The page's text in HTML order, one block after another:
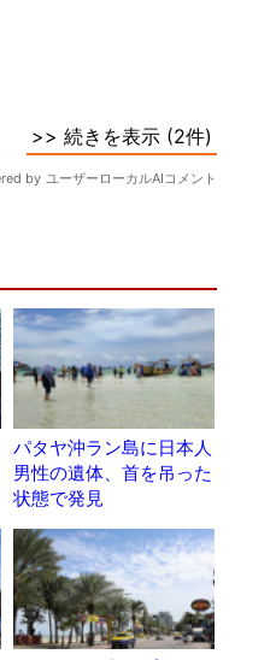
パタヤ沖ラン島に日本人
男性の遺体、首を吊った
状態で発見